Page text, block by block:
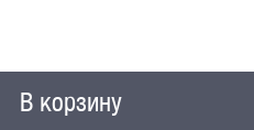
В корзину